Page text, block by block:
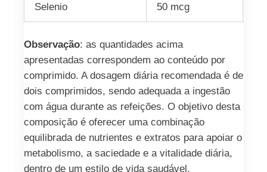
Selenio 50 mcg
Observação: as quantidades acima
apresentadas correspondem ao conteúdo por
comprimido. A dosagem diária recomendada é de
dois comprimidos, sendo adequada a ingestão
com água durante as refeições. O objetivo desta
composição é oferecer uma combinação
equilibrada de nutrientes e extratos para apoiar o
metabolismo, a saciedade e a vitalidade diária,
dentro de um estilo de vida saudável.